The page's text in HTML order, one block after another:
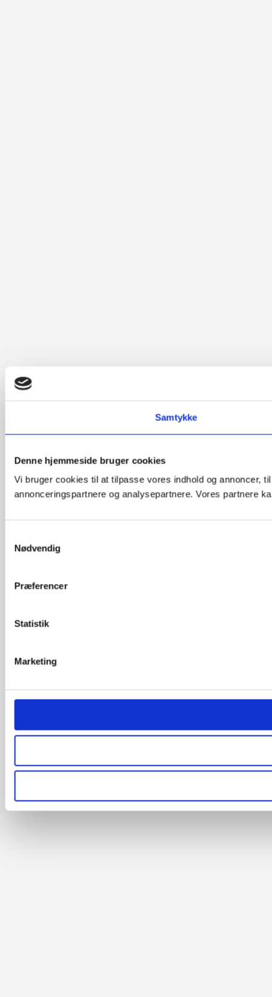
Samtykke
Denne hjemmeside bruger cookies
Vi bruger cookies til at tilpasse vores indhold og annoncer,
annonceringspartnere og analysepartnere. Vores partnere
Nødvendig
Præferencer
Statistik
Marketing